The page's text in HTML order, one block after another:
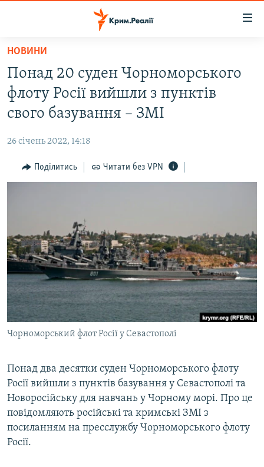
Перейти
основного
матеріалу
Перейти
до
основної
Перейти
до
ВОДА.КРИМ
ВІДЕО ТА ФОТО
БЛОГИ
ПОГЛЯД
СПЕЦПРОЕКТИ
ДЕПОРТАЦІЯ
ВІДЕОУРОКИ «ELIFBE»
СВІДЧЕННЯ ОКУПАЦІЇ
УКРАЇНСЬКА ПРОБЛЕМА КРИМУ
ІНФОГРАФІКА
ЯК ОБІЙТИ БЛОКУВАННЯ
Русский
Qırımtatar
ДОЛУЧАЙСЯ!
Усі сайти RFE/RL
НОВИНИ
Понад 20 суден Чорноморського
флоту Росії вийшли з пунктів
свого базування – ЗМІ
26 січень 2022, 14:18
Поділитись Читати без VPN
Чорноморський флот Росії у Севастополі
Понад два десятки суден Чорноморського флоту
Росії вийшли з пунктів базування у Севастополі та
Новоросійську для навчань у Чорному морі. Про це
повідомляють російські та кримські ЗМІ з
посиланням на пресслужбу Чорноморського флоту
Росії.